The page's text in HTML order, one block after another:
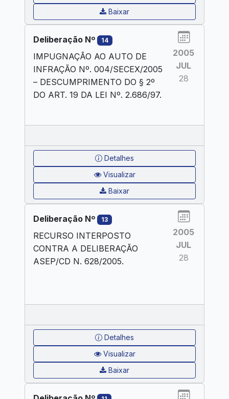
Baixar
Deliberação Nº 14
IMPUGNAÇÃO AO AUTO DE
INFRAÇÃO Nº. 004/SECEX/2005
– DESCUMPRIMENTO DO § 2º
DO ART. 19 DA LEI Nº. 2.686/97.
2005
JUL
28
Detalhes
Visualizar
Baixar
Deliberação Nº 13
RECURSO INTERPOSTO
CONTRA A DELIBERAÇÃO
ASEP/CD N. 628/2005.
2005
JUL
28
Detalhes
Visualizar
Baixar